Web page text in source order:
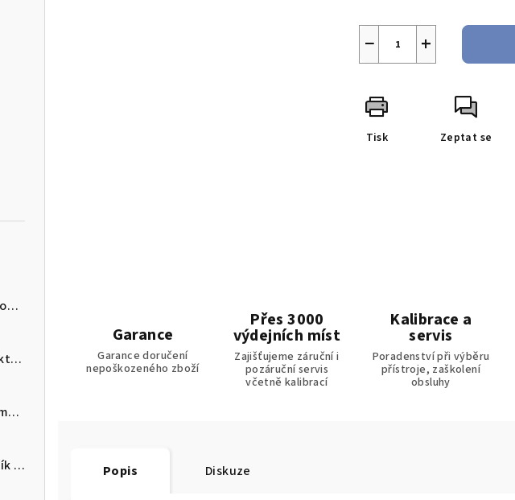
testo 420 sada pro měření objemového průtoku
testo 515 Ex - Kombinovaný detektor úniku
testo 860i sada - Bezdrátová termokamera pro chytré telefony
testo 174 H - Miniaturní záznamník pro měření teploty a vlhkosti s USB-C a softwarem pro PC
+
−
Tisk Zeptat se
Garance
Garance doručení
nepoškozeného zboží
Přes 3000
výdejních míst
Zajišťujeme záruční i
pozáruční servis
včetně kalibrací
Kalibrace a
servis
Poradenství při výběru
přístroje, zaškolení
obsluhy
Popis Diskuze